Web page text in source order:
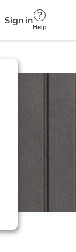
Sign in
Help